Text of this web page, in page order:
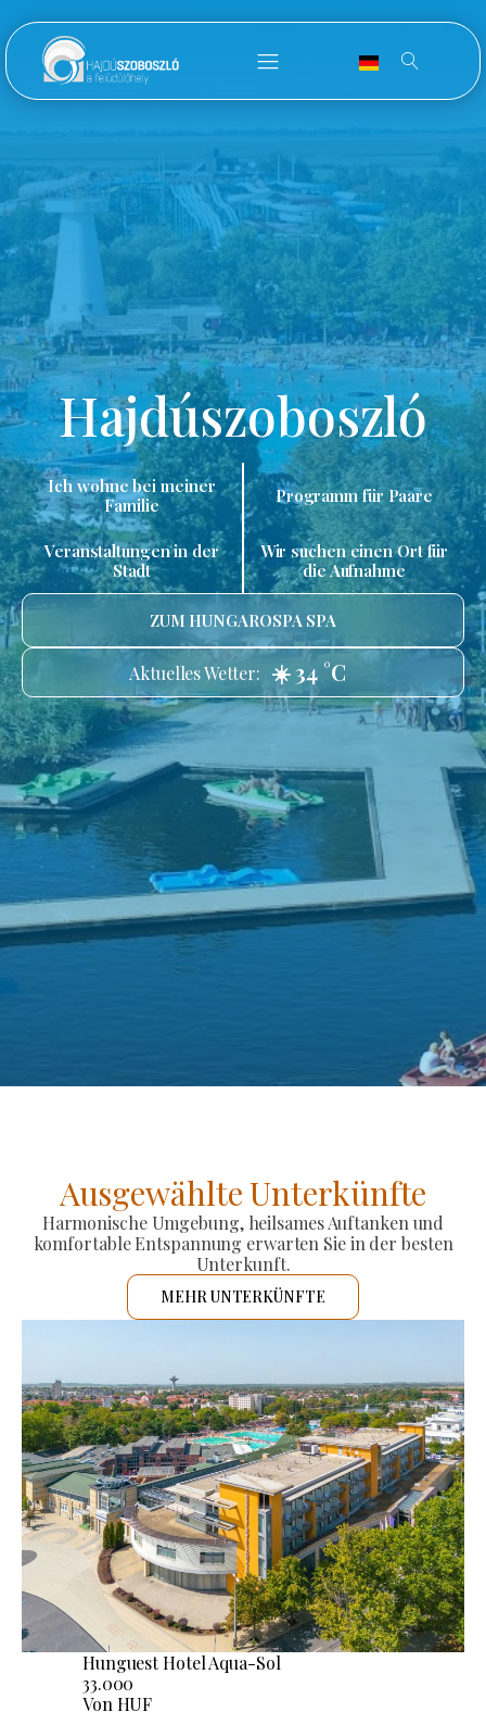
Hajdúszoboszló
Ich wohne bei meiner
Familie
Programm für Paare
Veranstaltungen in der
Stadt
Wir suchen einen Ort für
die Aufnahme
ZUM HUNGAROSPA SPA
Aktuelles Wetter: ☀️ 34 °C
Ausgewählte Unterkünfte
Harmonische Umgebung, heilsames Auftanken und
komfortable Entspannung erwarten Sie in der besten
Unterkunft.
MEHR UNTERKÜNFTE
Hunguest Hotel Aqua-Sol
33.000
Von HUF